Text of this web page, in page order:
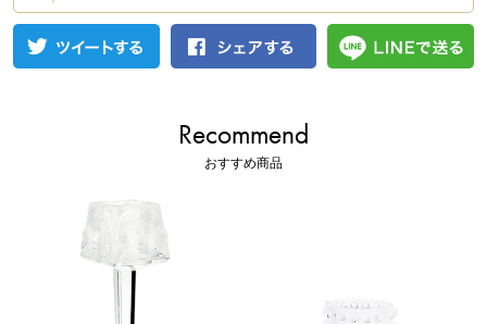
Recommend
おすすめ商品